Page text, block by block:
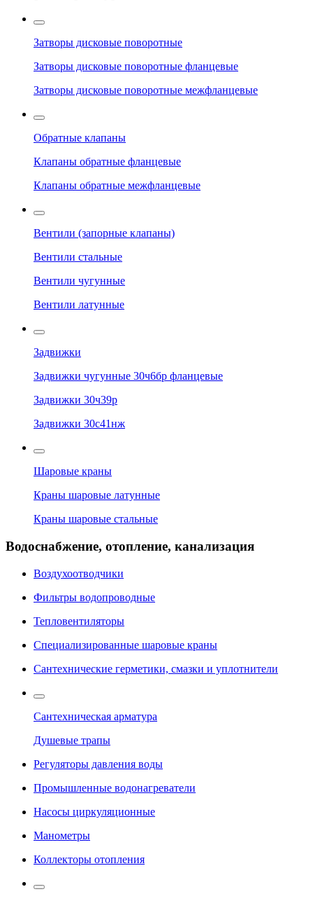
Затворы дисковые поворотные
Затворы дисковые поворотные фланцевые
Затворы дисковые поворотные межфланцевые
Обратные клапаны
Клапаны обратные фланцевые
Клапаны обратные межфланцевые
Вентили (запорные клапаны)
Вентили стальные
Вентили чугунные
Вентили латунные
Задвижки
Задвижки чугунные 30ч6бр фланцевые
Задвижки 30ч39р
Задвижки 30с41нж
Шаровые краны
Краны шаровые латунные
Краны шаровые стальные
Водоснабжение, отопление, канализация
Воздухоотводчики
Фильтры водопроводные
Тепловентиляторы
Специализированные шаровые краны
Сантехнические герметики, смазки и уплотнители
Сантехническая арматура
Душевые трапы
Регуляторы давления воды
Промышленные водонагреватели
Насосы циркуляционные
Манометры
Коллекторы отопления